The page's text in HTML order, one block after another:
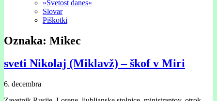
»Svetost danes«
Slovar
Piškotki
Oznaka: Mikec
sveti Nikolaj (Miklavž) – škof v Miri
6. decembra